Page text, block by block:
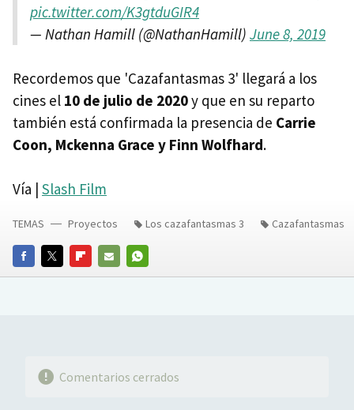
pic.twitter.com/K3gtduGIR4
— Nathan Hamill (@NathanHamill) June 8, 2019
Recordemos que 'Cazafantasmas 3' llegará a los
cines el 10 de julio de 2020y que en su reparto
también está confirmada la presencia de Carrie
Coon, Mckenna Grace y Finn Wolfhard.
Vía | Slash Film
FACEBOOKTWITTERFLIPBOARD
E-
WHATSAPP
TEMAS Proyectos Los cazafantasmas 3 Cazafantasmas
Comentarios cerrados